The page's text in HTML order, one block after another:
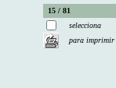
15 / 81
selecciona
para imprimir